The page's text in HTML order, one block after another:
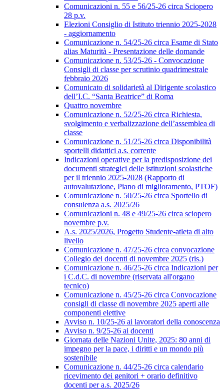
Comunicazioni n. 55 e 56/25-26 circa Sciopero
28 p.v.
Elezioni Consiglio di Istituto triennio 2025-2028
- aggiornamento
Comunicazione n. 54/25-26 circa Esame di Stato
alias Maturità - Presentazione delle domande
Comunicazione n. 53/25-26 - Convocazione
Consigli di classe per scrutinio quadrimestrale
febbraio 2026
Comunicato di solidarietà al Dirigente scolastico
dell’I.C. “Santa Beatrice” di Roma
Quattro novembre
Comunicazione n. 52/25-26 circa Richiesta,
svolgimento e verbalizzazione dell’assemblea di
classe
Comunicazione n. 51/25-26 circa Disponibilità
sportelli didattici a.s. corrente
Indicazioni operative per la predisposizione dei
documenti strategici delle istituzioni scolastiche
per il triennio 2025-2028 (Rapporto di
autovalutazione, Piano di miglioramento, PTOF)
Comunicazione n. 50/25-26 circa Sportello di
consulenza a.s. 2025/26
Comunicazioni n. 48 e 49/25-26 circa sciopero
novembre p.v.
A.s. 2025/2026, Progetto Studente-atleta di alto
livello
Comunicazione n. 47/25-26 circa convocazione
Collegio dei docenti di novembre 2025 (ris.)
Comunicazione n. 46/25-26 circa Indicazioni per
i C.d.C. di novembre (riservata all'organo
tecnico)
Comunicazione n. 45/25-26 circa Convocazione
consigli di classe di novembre 2025 aperti alle
componenti elettive
Avviso n. 10/25-26 ai lavoratori della conoscenza
Avviso n. 9/25-26 ai docenti
Giornata delle Nazioni Unite, 2025: 80 anni di
impegno per la pace, i diritti e un mondo più
sostenibile
Comunicazione n. 44/25-26 circa calendario
ricevimento dei genitori + orario definitivo
docenti per a.s. 2025/26